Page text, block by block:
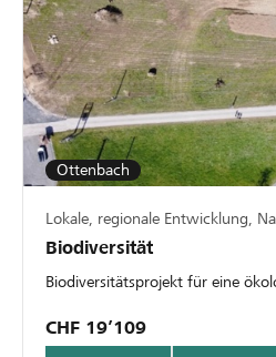
Ottenbach
Lokale, regionale Entwicklung,
Biodiversität
Biodiversitätsprojekt für eine
CHF 19’109